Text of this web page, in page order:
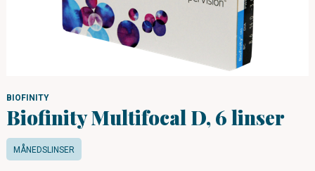
BIOFINITY
Biofinity Multifocal D, 6 linser
MÅNEDSLINSER